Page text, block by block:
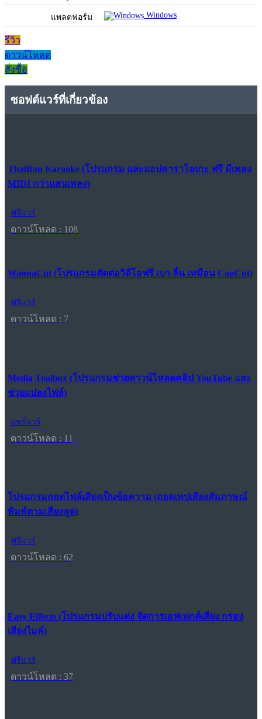
แพลตฟอร์ม Windows
รีวิว
ดาวน์โหลด
สั่งซื้อ
ซอฟต์แวร์ที่เกี่ยวข้อง
ThaiBan Karaoke (โปรแกรม และแอปคาราโอเกะ ฟรี มีเพลง
MIDI กว่าแสนเพลง)
ฟรีแวร์
ดาวน์โหลด : 108
WannaCut (โปรแกรมตัดต่อวิดีโอฟรี เบา ลื่น เหมือน CapCut)
ฟรีแวร์
ดาวน์โหลด : 7
Media Toolbox (โปรแกรมช่วยดาวน์โหลดคลิป YouTube และ
ช่วยแปลงไฟล์)
แชร์แวร์
ดาวน์โหลด : 11
โปรแกรมถอดไฟล์เสียงเป็นข้อความ (ถอดเทปเสียงสัมภาษณ์
พิมพ์ตามเสียงพูด)
ฟรีแวร์
ดาวน์โหลด : 62
Easy Effects (โปรแกรมปรับแต่ง จัดการเอฟเฟกต์เสียง กรอง
เสียงไมค์)
ฟรีแวร์
ดาวน์โหลด : 37